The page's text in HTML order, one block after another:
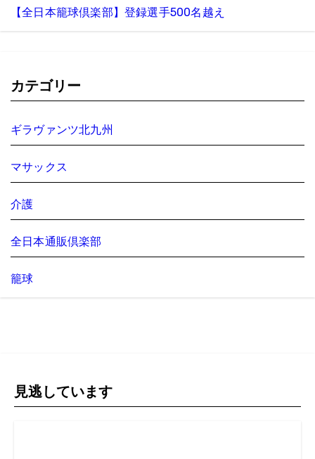
【全日本籠球倶楽部】登録選手500名越え
カテゴリー
ギラヴァンツ北九州
マサックス
介護
全日本通販倶楽部
籠球
見逃しています